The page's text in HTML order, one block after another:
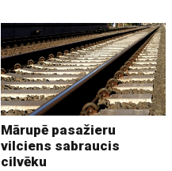
Mārupē pasažieru
vilciens sabraucis
cilvēku